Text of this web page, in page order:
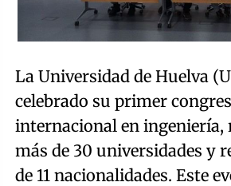
La Universidad de Huelva
celebrado su primer
internacional en ingeniería,
más de 30 universidades y
de 11 nacionalidades. Este